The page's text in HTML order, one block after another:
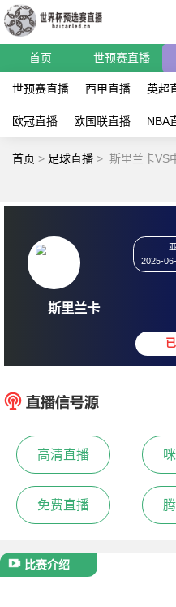
首页 世预赛直播
世预赛直播 西甲直播 英超
欧冠直播 欧国联直播 NBA
首页 > 足球直播 > 斯里兰卡VS
高清直播
免费直播
比赛介绍